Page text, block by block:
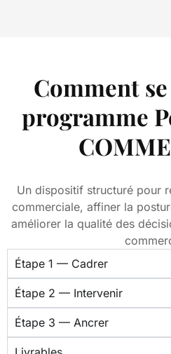
Comment
programme
Un dispositif structuré pour
commerciale, affiner la
améliorer la qualité des
Étape 1 — Cadrer
Étape 2 — Intervenir
Étape 3 — Ancrer